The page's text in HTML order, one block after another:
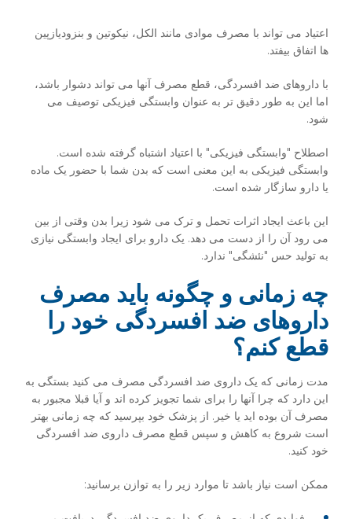
اعتیاد می تواند با مصرف موادی مانند الکل، نیکوتین و بنزودیازپین
ها اتفاق بیفتد.
با داروهای ضد افسردگی، قطع مصرف آنها می تواند دشوار باشد،
اما این به طور دقیق تر به عنوان وابستگی فیزیکی توصیف می
شود.
اصطلاح "وابستگی فیزیکی" با اعتیاد اشتباه گرفته شده است.
وابستگی فیزیکی به این معنی است که بدن شما با حضور یک ماده
یا دارو سازگار شده است.
این باعث ایجاد اثرات تحمل و ترک می شود زیرا بدن وقتی از بین
می رود آن را از دست می دهد. یک دارو برای ایجاد وابستگی نیازی
به تولید حس "نئشگی" ندارد.
چه زمانی و چگونه باید مصرف
داروهای ضد افسردگی خود را
قطع کنم؟
مدت زمانی که یک داروی ضد افسردگی مصرف می کنید بستگی به
این دارد که چرا آنها را برای شما تجویز کرده اند و آیا قبلا مجبور به
مصرف آن بوده اید یا خیر. از پزشک خود بپرسید که چه زمانی بهتر
است شروع به کاهش و سپس قطع مصرف داروی ضد افسردگی
خود کنید.
ممکن است نیاز باشد تا موارد زیر را به توازن برسانید: